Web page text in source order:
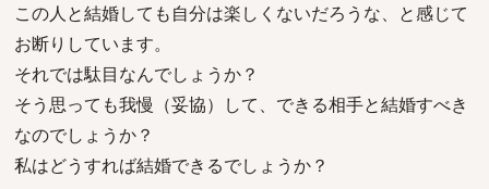
この人と結婚しても自分は楽しくないだろうな、と感じて
お断りしています。
それでは駄目なんでしょうか？
そう思っても我慢（妥協）して、できる相手と結婚すべき
なのでしょうか？
私はどうすれば結婚できるでしょうか？